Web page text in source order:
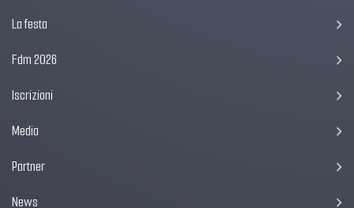
La festa
Fdm 2026
Iscrizioni
Media
Partner
News